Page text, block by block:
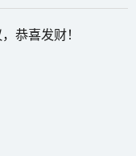
恭喜发财！